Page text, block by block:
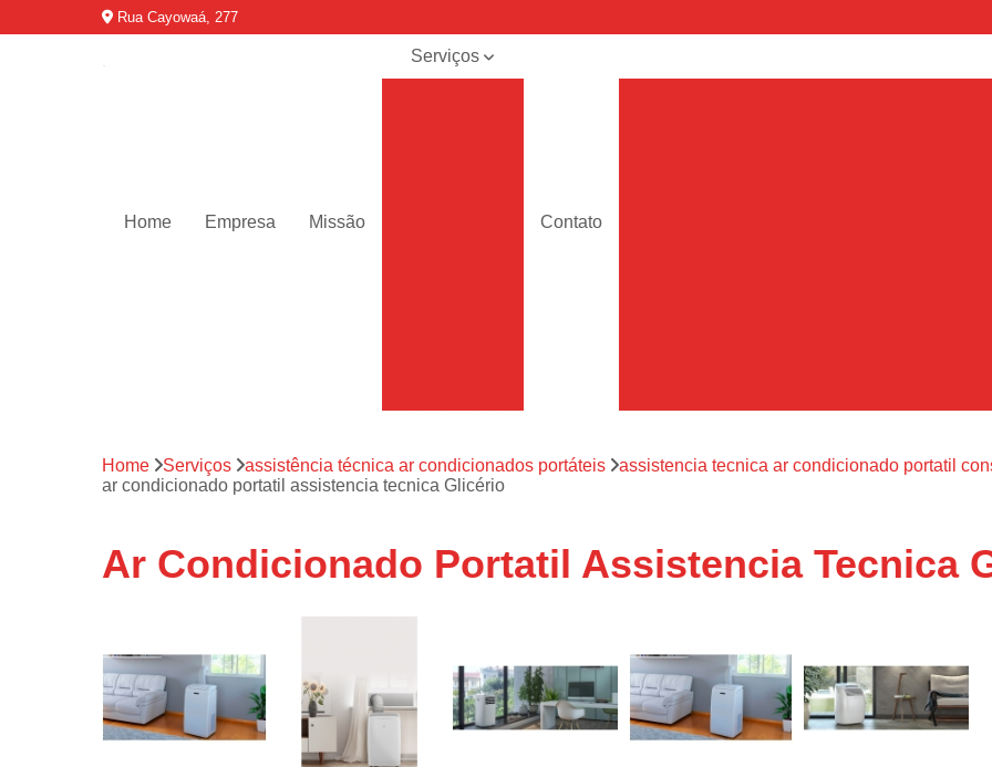
Rua Cayowaá, 277
Home Empresa Missão
Serviços
refrigeradores
técnica de
secadoras
fogão
técnicas de
Conserto de
máquinas de
lavar
Consertos de
Contato
Assistencia Tecnica
Assistencia Tecnica Ar
Assistencia Tecnica
Assistencia Tecnica de
Assistencia Tecnica
Assistencia Tecnica para Ar Condicionado
Home Serviços assistência técnica ar condicionados portáteis
assistencia tecnica ar condicionado portatil
ar condicionado portatil assistencia tecnica Glicério
Ar Condicionado Portatil Assistencia Tecnica